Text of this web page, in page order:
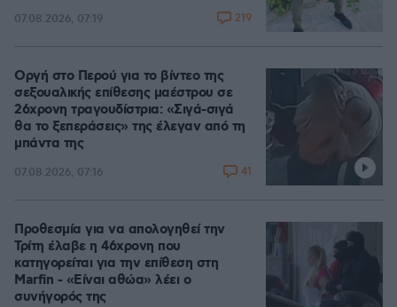
07.08.2026, 07:19 219
Οργή στο Περού για το βίντεο της
σεξουαλικής επίθεσης μαέστρου σε
26χρονη τραγουδίστρια: «Σιγά-σιγά
θα το ξεπεράσεις» της έλεγαν από τη
μπάντα της
07.08.2026, 07:16 41
Προθεσμία για να απολογηθεί την
Τρίτη έλαβε η 46χρονη που
κατηγορείται για την επίθεση στη
Marfin - «Είναι αθώα» λέει ο
συνήγορός της